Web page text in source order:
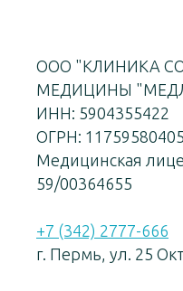
ООО "КЛИНИКА
МЕДИЦИНЫ
ИНН: 5904355422
ОГРН:
Медицинская
59/00364655
+7 (342) 2777-666
г. Пермь, ул. 25